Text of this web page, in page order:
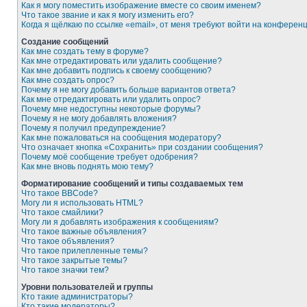
Как я могу поместить изображение вместе со своим именем?
Что такое звание и как я могу изменить его?
Когда я щёлкаю по ссылке «email», от меня требуют войти на
Создание сообщений
Как мне создать тему в форуме?
Как мне отредактировать или удалить сообщение?
Как мне добавить подпись к своему сообщению?
Как мне создать опрос?
Почему я не могу добавить больше вариантов ответа?
Как мне отредактировать или удалить опрос?
Почему мне недоступны некоторые форумы?
Почему я не могу добавлять вложения?
Почему я получил предупреждение?
Как мне пожаловаться на сообщения модератору?
Что означает кнопка «Сохранить» при создании сообщения?
Почему моё сообщение требует одобрения?
Как мне вновь поднять мою тему?
Форматирование сообщений и типы создаваемых тем
Что такое BBCode?
Могу ли я использовать HTML?
Что такое смайлики?
Могу ли я добавлять изображения к сообщениям?
Что такое важные объявления?
Что такое объявления?
Что такое прилепленные темы?
Что такое закрытые темы?
Что такое значки тем?
Уровни пользователей и группы
Кто такие администраторы?